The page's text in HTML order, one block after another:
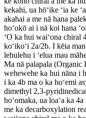
kekahi, ua hōʻike ʻia ke
akahai a me nā hana
hoʻokō ai i nā koi hana
ʻO ka hui waiʻona chiral
koʻikoʻi 2a/2b. I kēia
lehulehu i ʻelua mau
Ma nā palapala (Organic
wehewehe ka hui nāna i
i ka 4b ma o ka hoʻemi
dimethyl 2,3-
hoʻomaka, ua loaʻa ka
me ka decarboxylation